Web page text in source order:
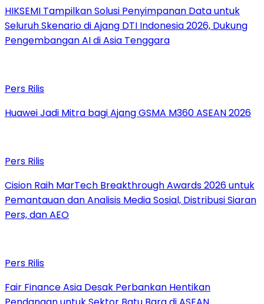
HIKSEMI Tampilkan Solusi Penyimpanan Data untuk
Seluruh Skenario di Ajang DTI Indonesia 2026, Dukung
Pengembangan AI di Asia Tenggara
Pers Rilis
Huawei Jadi Mitra bagi Ajang GSMA M360 ASEAN 2026
Pers Rilis
Cision Raih MarTech Breakthrough Awards 2026 untuk
Pemantauan dan Analisis Media Sosial, Distribusi Siaran
Pers, dan AEO
Pers Rilis
Fair Finance Asia Desak Perbankan Hentikan